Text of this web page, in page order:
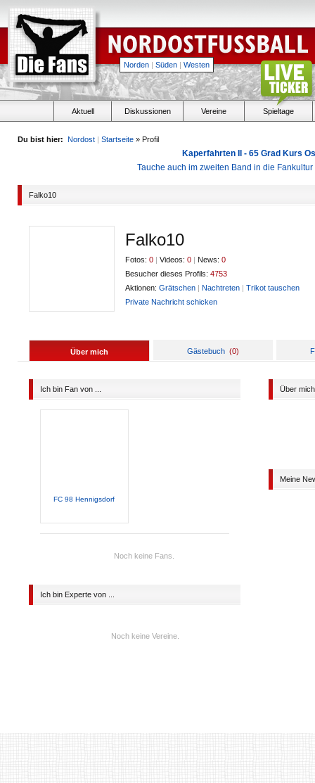
Norden | Süden | Westen
Aktuell Diskussionen Vereine Spieltage
Du bist hier: Nordost | Startseite » Profil
Kaperfahrten II - 65 Grad Kurs
Tauche auch im zweiten Band in die
Falko10
Falko10
Fotos: 0 | Videos: 0 | News: 0
Besucher dieses Profils: 4753
Aktionen: Grätschen | Nachtreten | Trikot tauschen
Private Nachricht schicken
Über mich Gästebuch (0)
Ich bin Fan von ...
FC 98 Hennigsdorf
Noch keine Fans.
Ich bin Experte von ...
Noch keine Vereine.
Über mich
Meine